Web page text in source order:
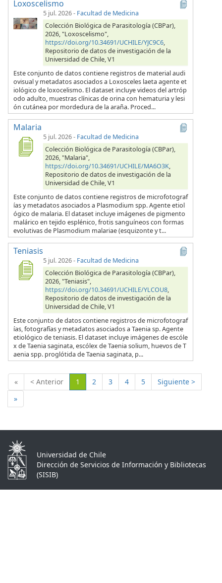
Loxoscelismo
5 jul. 2026- Facultad de Medicina
Colección Biológica de Parasitología (CBPar),
2026, "Loxoscelismo",
https://doi.org/10.34691/UCHILE/YJC9C6,
Repositorio de datos de investigación de la
Universidad de Chile, V1
Este conjunto de datos contiene registros de material audi
ovisual y metadatos asociados a Loxosceles laeta agente et
iológico de loxocelismo. El dataset incluye videos del artróp
odo adulto, muestras clínicas de orina con hematuria y lesi
ón cutánea por mordedura de la araña. Proced...
Malaria
5 jul. 2026- Facultad de Medicina
Colección Biológica de Parasitología (CBPar),
2026, "Malaria",
https://doi.org/10.34691/UCHILE/MA6O3K,
Repositorio de datos de investigación de la
Universidad de Chile, V1
Este conjunto de datos contiene registros de microfotograf
ías y metadatos asociados a Plasmodium spp. Agente etiol
ógico de malaria. El dataset incluye imágenes de pigmento
malárico en tejido esplénico, frotis sanguíneos con formas
evolutivas de Plasmodium malariae (esquizonte y t...
Teniasis
5 jul. 2026- Facultad de Medicina
Colección Biológica de Parasitología (CBPar),
2026, "Teniasis",
https://doi.org/10.34691/UCHILE/YLCOU8,
Repositorio de datos de investigación de la
Universidad de Chile, V1
Este conjunto de datos contiene registros de microfotograf
ías, fotografías y metadatos asociados a Taenia sp. Agente
etiológico de teniasis. El dataset incluye imágenes de escóle
x de Taenia saginata, escólex de Taenia solium, huevos de T
aenia spp. proglótida de Taenia saginata, p...
« < Anterior 1 (Actual)
2 3 4 5
Siguiente >
»
Universidad de Chile
Dirección de Servicios de Información y Bibliotecas
(SISIB)